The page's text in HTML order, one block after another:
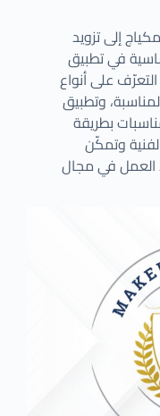
إلى تزويد
في تطبيق
على أنواع
وتطبيق
بطريقة
وتمكّن
العمل في مجال